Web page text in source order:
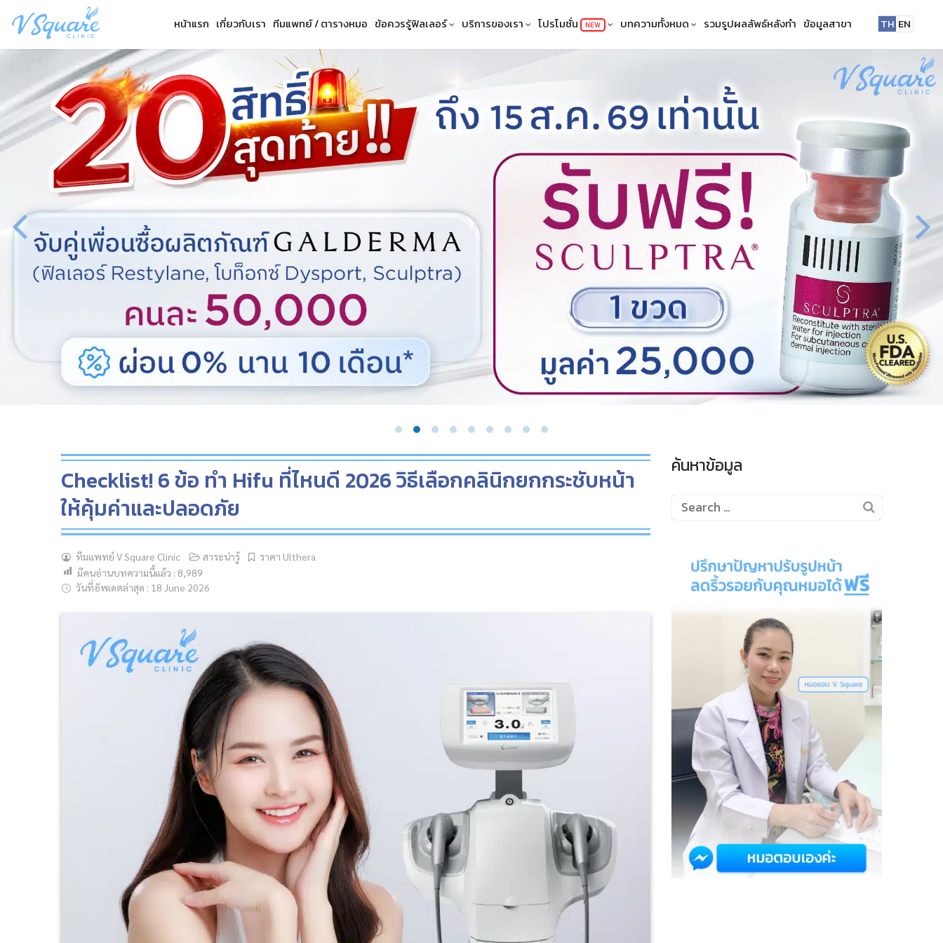
content
TH EN
หน้าแรก เกี่ยวกับเรา ทีมแพทย์ / ตารางหมอ ข้อควรรู้ฟิลเลอร์ บริการของเรา โปรโมชั่น NEW บทความทั้งหมด รวมรูปผลลัพธ์หลังทำ ข้อมูลสาขา
Checklist! 6 ข้อ ทำ Hifu ที่ไหนดี 2026 วิธีเลือกคลินิกยกกระชับหน้า
ให้คุ้มค่าและปลอดภัย
ทีมแพทย์ V Square Clinic สาระน่ารู้
ราคา Ulthera
มีคนอ่านบทความนี้แล้ว : 8,989
วันที่อัพเดตล่าสุด : 18 June 2026
ค้นหาข้อมูล
Search
for: